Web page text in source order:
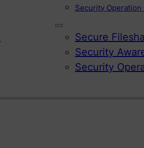
Security Operation
Secure
Security
Security